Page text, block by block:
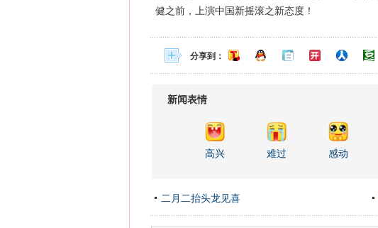
健之前，上演中国新摇滚之新态度！
分享到：
新闻表情
高兴 难过 感动
二月二抬头龙见喜